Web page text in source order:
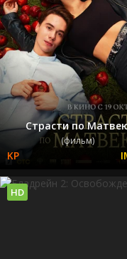
Страсти по
(фильм)
HD